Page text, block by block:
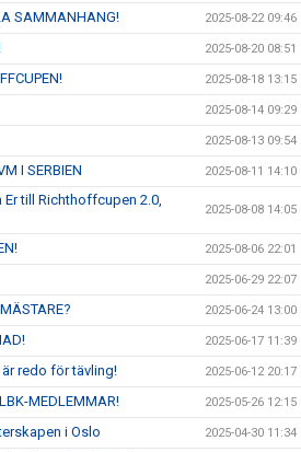
SAMMANHANG! 2025-08-22 09:46
2025-08-20 08:51
2025-08-18 13:15
2025-08-14 09:29
2025-08-13 09:54
I SERBIEN 2025-08-11 14:10
till Richthoffcupen 2.0,
2025-08-08 14:05
2025-08-06 22:01
2025-06-29 22:07
2025-06-24 13:00
2025-06-17 11:39
redo för tävling! 2025-06-12 20:17
MEDLEMMAR! 2025-05-26 12:15
i Oslo 2025-04-30 11:34